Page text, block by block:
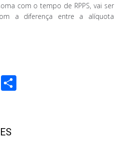
com o tempo de RPPS, vai ser
a diferença entre a alíquota
E